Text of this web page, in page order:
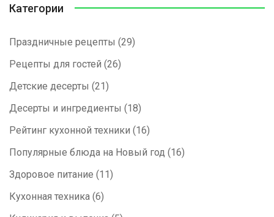
Категории
Праздничные рецепты (29)
Рецепты для гостей (26)
Детские десерты (21)
Десерты и ингредиенты (18)
Рейтинг кухонной техники (16)
Популярные блюда на Новый год (16)
Здоровое питание (11)
Кухонная техника (6)